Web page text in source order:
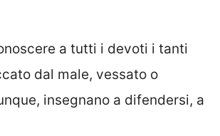
a tutti i devoti i tanti
dal male, vessato o
insegnano a difendersi, a